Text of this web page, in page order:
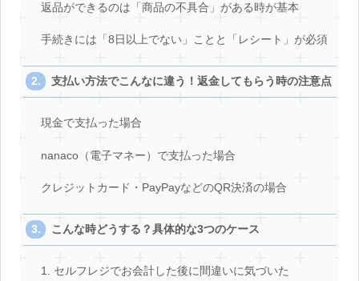
返品ができるのは「商品の不具合」がある時が基本
手続きには「8日以上でない」ことと「レシート」が必須
支払い方法でこんなに違う！返金してもらう時の注意点
現金で支払った場合
nanaco（電子マネー）で支払った場合
クレジットカード・PayPayなどのQR決済の場合
こんな時どうする？具体的な3つのケース
1. セルフレジでお会計した後に間違いに気づいた